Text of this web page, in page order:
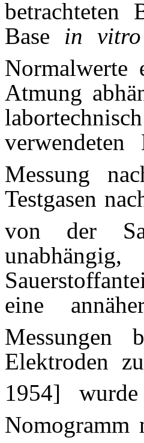
betrachteten
Base in vitro
Atmung
Messung
Testgasen
von der
eine
Messungen
Elektroden
1954]
Nomogramm